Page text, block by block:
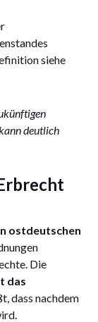
siehe
deutlich
ostdeutschen
Die
das
dass nachdem